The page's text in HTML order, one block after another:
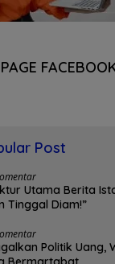
Post
Utama Berita
Tinggal Diam!”
Politik Uang,